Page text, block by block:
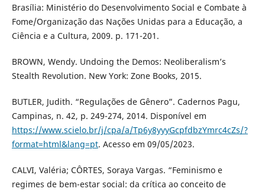
Brasília: Ministério do Desenvolvimento Social e Combate à
Fome/Organização das Nações Unidas para a Educação, a
Ciência e a Cultura, 2009. p. 171-201.
BROWN, Wendy. Undoing the Demos: Neoliberalism’s
Stealth Revolution. New York: Zone Books, 2015.
BUTLER, Judith. “Regulações de Gênero”. Cadernos Pagu,
Campinas, n. 42, p. 249-274, 2014. Disponível em
https://www.scielo.br/j/cpa/a/Tp6y8yyyGcpfdbzYmrc4cZs/?
format=html&lang=pt. Acesso em 09/05/2023.
CALVI, Valéria; CÔRTES, Soraya Vargas. “Feminismo e
regimes de bem-estar social: da crítica ao conceito de